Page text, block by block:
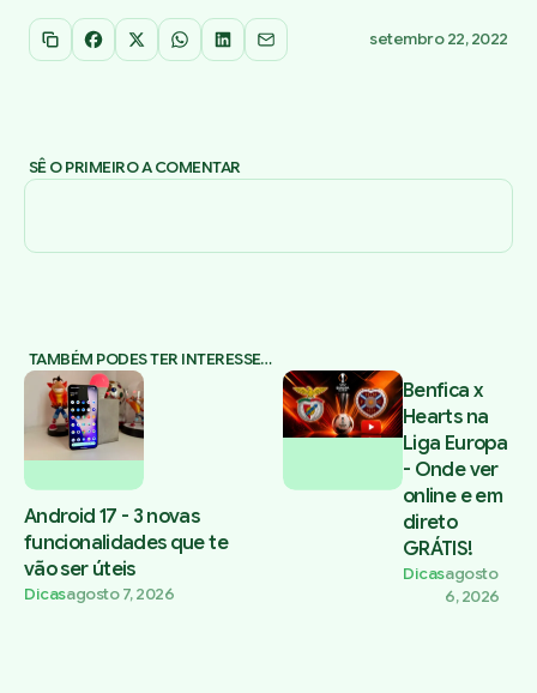
Copiar link
Facebook
X WhatsApp
LinkedInEmail setembro 22, 2022
SÊ O PRIMEIRO A COMENTAR
TAMBÉM PODES TER INTERESSE…
Android 17 - 3 novas
funcionalidades que te
vão ser úteis
Dicasagosto 7, 2026
Benfica x
Hearts na
Liga Europa
- Onde ver
online e em
direto
GRÁTIS!
Dicasagosto
6, 2026